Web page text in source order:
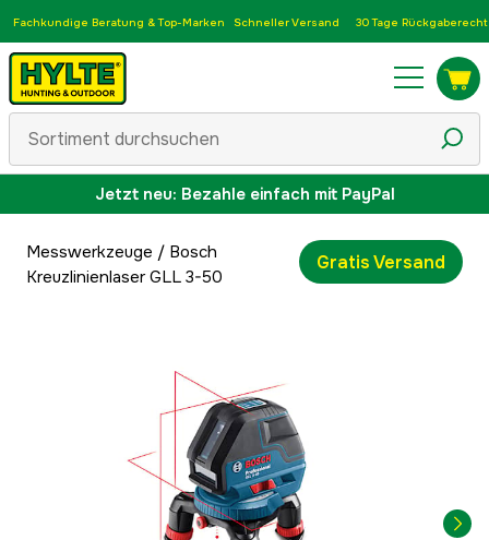
Fachkundige Beratung & Top-Marken Schneller Versand 30 Tage Rückgaberecht
Jetzt neu: Bezahle einfach mit PayPal
Messwerkzeuge / Bosch
Kreuzlinienlaser GLL 3-50
Gratis Versand